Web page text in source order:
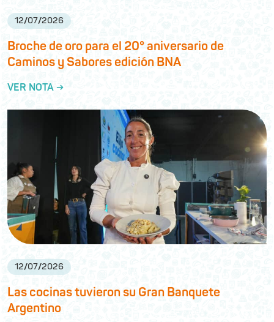
12/07/2026
Broche de oro para el 20° aniversario de
Caminos y Sabores edición BNA
VER NOTA →
12/07/2026
Las cocinas tuvieron su Gran Banquete
Argentino